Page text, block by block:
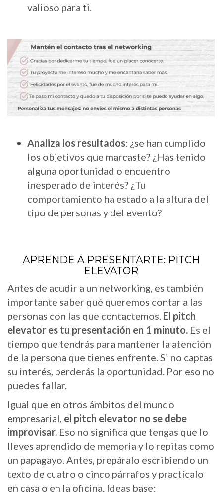
valioso para ti.
Analiza los resultados: ¿se han cumplido
los objetivos que marcaste? ¿Has tenido
alguna oportunidad o encuentro
inesperado de interés? ¿Tu
comportamiento ha estado a la altura del
tipo de personas y del evento?
APRENDE A PRESENTARTE: PITCH
ELEVATOR
Antes de acudir a un networking, es también
importante saber qué queremos contar a las
personas con las que contactemos. El pitch
elevator es tu presentación en 1 minuto. Es el
tiempo que tendrás para mantener la atención
de la persona que tienes enfrente. Si no captas
su interés, perderás la oportunidad. Por eso no
puedes fallar.
Igual que en otros ámbitos del mundo
empresarial, el pitch elevator no se debe
improvisar. Eso no significa que tengas que lo
lleves aprendido de memoria y lo repitas como
un papagayo. Antes, prepáralo escribiendo un
texto de cuatro o cinco párrafos y practícalo
en casa o en la oficina. Ideas base: